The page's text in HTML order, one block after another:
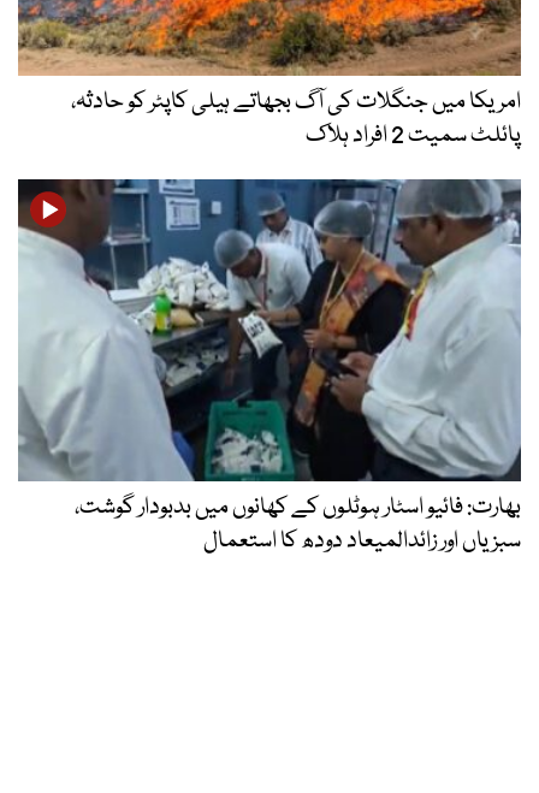
امریکا میں جنگلات کی آگ بجھاتے ہیلی کاپٹر کو حادثہ،
پائلٹ سمیت 2 افراد ہلاک
بھارت: فائیو اسٹار ہوٹلوں کے کھانوں میں بدبودار گوشت،
سبزیاں اور زائدالمیعاد دودھ کا استعمال